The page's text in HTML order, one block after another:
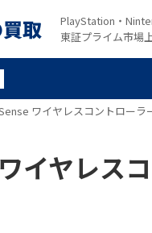
PlayStation・
東証プライム市場
ワイヤレスコントロー
イヤレス